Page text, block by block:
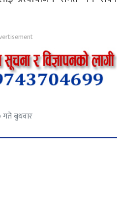
गते बुधवार